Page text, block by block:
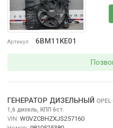
Артикул 6BM11KE01
ГЕНЕРАТОР ДИЗЕЛЬНЫЙ OPEL
1,6 дизель, КПП 6ст.
VIN: W0VZCBHZXJS257160